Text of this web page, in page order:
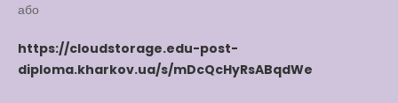
або
https://cloudstorage.edu-post-
diploma.kharkov.ua/s/mDcQcHyRsABqdWe